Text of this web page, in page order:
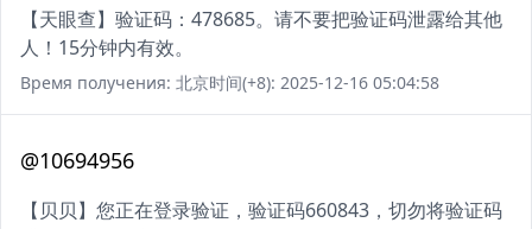
【天眼查】验证码：478685。请不要把验证码泄露给其他
人！15分钟内有效。
Время получения: 北京时间(+8): 2025-12-16 05:04:58
@10694956
【贝贝】您正在登录验证，验证码660843，切勿将验证码